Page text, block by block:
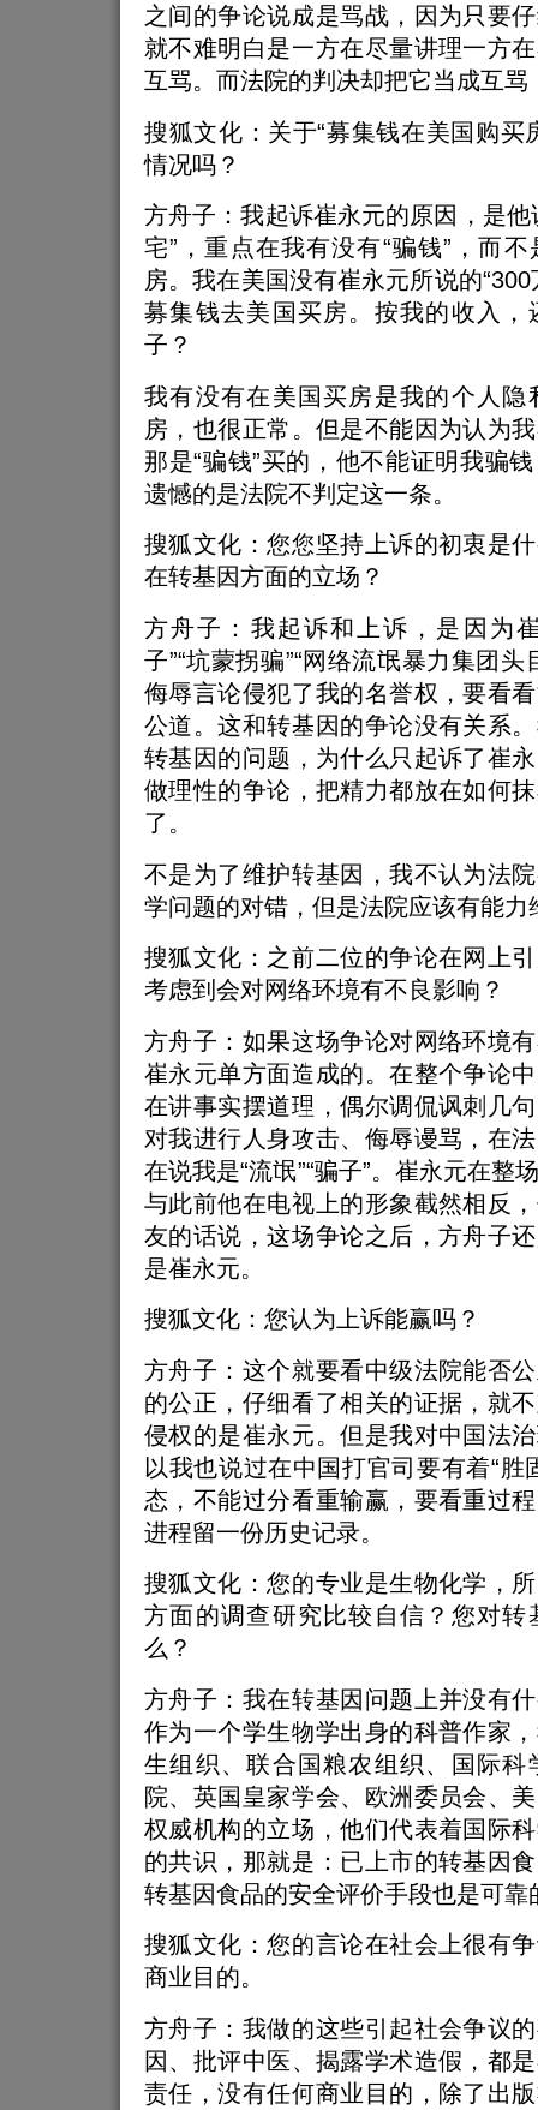
之间的争论说成是骂战，因为只要
就不难明白是一方在尽量讲理一方
互骂。而法院的判决却把它当成互骂
搜狐文化：关于“募集钱在美国购买
情况吗？
方舟子：我起诉崔永元的原因，是他
宅”，重点在我有没有“骗钱”，而
房。我在美国没有崔永元所说的
募集钱去美国买房。按我的收入，
子？
我有没有在美国买房是我的个人隐
房，也很正常。但是不能因为认为
那是“骗钱”买的，他不能证明我骗
遗憾的是法院不判定这一条。
搜狐文化：您您坚持上诉的初衷是
在转基因方面的立场？
方舟子：我起诉和上诉，是因为
子”“坑蒙拐骗”“网络流氓暴力集团
侮辱言论侵犯了我的名誉权，要看
公道。这和转基因的争论没有关系
转基因的问题，为什么只起诉了崔
做理性的争论，把精力都放在如何
了。
不是为了维护转基因，我不认为法
学问题的对错，但是法院应该有能力
搜狐文化：之前二位的争论在网上
考虑到会对网络环境有不良影响？
方舟子：如果这场争论对网络环境
崔永元单方面造成的。在整个争论
在讲事实摆道理，偶尔调侃讽刺几
对我进行人身攻击、侮辱谩骂，在
在说我是“流氓”“骗子”。崔永元在整
与此前他在电视上的形象截然相反
友的话说，这场争论之后，方舟子
是崔永元。
搜狐文化：您认为上诉能赢吗？
方舟子：这个就要看中级法院能否
的公正，仔细看了相关的证据，就
侵权的是崔永元。但是我对中国法
以我也说过在中国打官司要有着“胜
态，不能过分看重输赢，要看重过
进程留一份历史记录。
搜狐文化：您的专业是生物化学，
方面的调查研究比较自信？您对转
么？
方舟子：我在转基因问题上并没有
作为一个学生物学出身的科普作家
生组织、联合国粮农组织、国际科
院、英国皇家学会、欧洲委员会、
权威机构的立场，他们代表着国际
的共识，那就是：已上市的转基因
转基因食品的安全评价手段也是可靠
搜狐文化：您的言论在社会上很有
商业目的。
方舟子：我做的这些引起社会争议
因、批评中医、揭露学术造假，都
责任，没有任何商业目的，除了出